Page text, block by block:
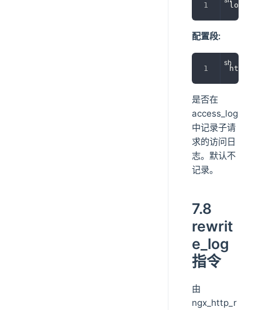
配置段:
http,
是否在
access_log
中记录子请
求的访问日
志。默认不
记录。
7.8
rewrit
e_log
指令
由
ngx_http_r